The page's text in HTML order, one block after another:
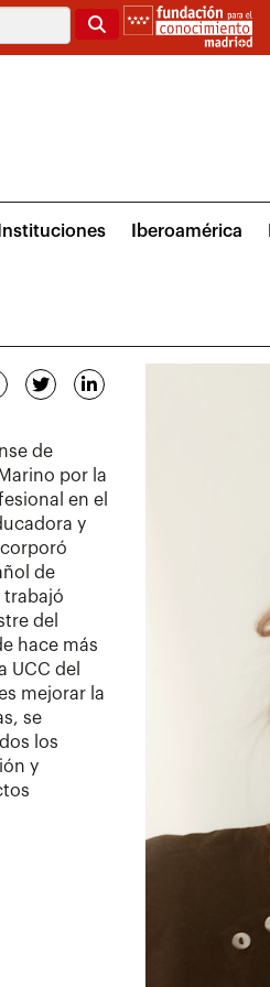
Buscar
Instituciones Iberoamérica
de
por la
en el
y
de
trabajó
del
hace más
UCC del
mejorar la
se
los
y